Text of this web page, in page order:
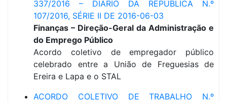
337/2016 – DIÁRIO DA REPÚBLICA N.º
107/2016, SÉRIE II DE 2016-06-03
Finanças – Direção-Geral da Administração e
do Emprego Público
Acordo coletivo de empregador público
celebrado entre a União de Freguesias de
Ereira e Lapa e o STAL
ACORDO COLETIVO DE TRABALHO N.º